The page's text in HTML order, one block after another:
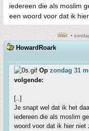
iedereen die als moslim
een woord voor dat ik
•
HowardRoark
Op zondag 31
volgende:
[..]
Je snapt wel dat ik het
iedereen die als moslim
woord voor dat ik hier niet